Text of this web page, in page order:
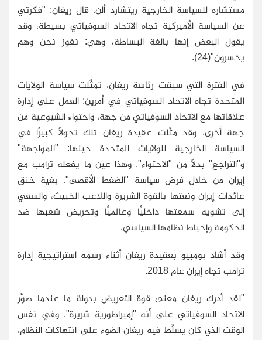
مستشاره للسياسة الخارجية ريتشارد ألن، قال ريغان: "فكرتي
عن السياسة الأميركية تجاه الاتحاد السوفياتي بسيطة، وقد
يقول البعض إنها بالغة البساطة، وهي: نفوز نحن وهم
يخسرون"(24).
في الفترة التي سبقت رئاسة ريغان، تمثَّلت سياسة الولايات
المتحدة تجاه الاتحاد السوفياتي في أمرين: العمل على إدارة
علاقاتها مع الاتحاد السوفياتي من جهة، واحتواء الشيوعية من
جهة أخرى. وقد مثَّلت عقيدة ريغان تلك تحولًا كبيرًا في
السياسة الخارجية للولايات المتحدة حينها: "المواجهة"
و"التراجع" بدلًا من "الاحتواء". وهذا عين ما يفعله ترامب مع
إيران من خلال فرض سياسة "الضغط الأقصى"، بغية خنق
عائدات إيران ونعتها بالقوة الشريرة واللاعب الخبيث، والسعي
إلى تشويه سمعتها داخليًّا وعالميًّا وتحريض شعبها ضد
الحكومة وإحباط نظامها السياسي.
وقد أشاد بومبيو بعقيدة ريغان أثناء رسمه استراتيجية إدارة
ترامب تجاه إيران عام 2018.
"لقد أدرك ريغان معنى قوة التعريض بدولة ما عندما صوَّر
الاتحاد السوفياتي على أنه "إمبراطورية شريرة". وفي نفس
الوقت الذي كان يسلِّط فيه ريغان الضوء على انتهاكات النظام،